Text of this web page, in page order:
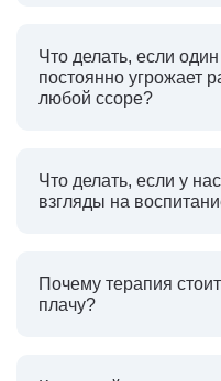
Что делать, если
постоянно угрожает
любой ссоре?
Что делать, если у
взгляды на
Почему терапия
плачу?